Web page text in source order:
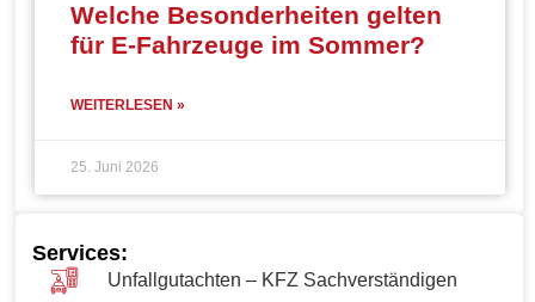
Welche Besonderheiten gelten
für E-Fahrzeuge im Sommer?
WEITERLESEN »
25. Juni 2026
Services:
Unfallgutachten – KFZ Sachverständigen